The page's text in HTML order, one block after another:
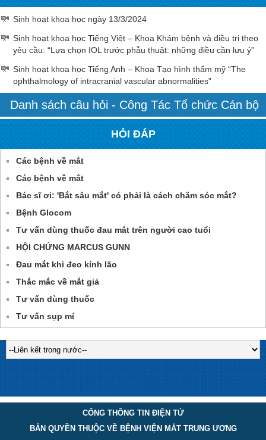
Sinh hoạt khoa học ngày 13/3/2024
Sinh hoạt khoa học Tiếng Việt – Khoa Khám bệnh và điều trị theo
yêu cầu: “Lựa chọn IOL trước phẫu thuật: những điều cần lưu ý”
Sinh hoạt khoa học Tiếng Anh – Khoa Tạo hình thẩm mỹ “The
ophthalmology of intracranial vascular abnormalities”
Danh sách câu hỏi - Công Tác Tổ chức Cán bộ
HỎI ĐÁP
Các bệnh về mắt
Các bệnh về mắt
Bác sĩ ơi: 'Bắt sâu mắt' có phải là cách chăm sóc mắt?
Bệnh Glocom
Tư vấn dùng thuốc đau mắt trên người cao tuổi
HỘI CHỨNG MARCUS GUNN
Đau mắt khi đeo kính lão
Thắc mắc về mắt giả
Tư vấn dùng thuốc
Tư vấn sụp mí
CỔNG THÔNG TIN ĐIỆN TỬ
BẢN QUYỀN THUỘC VỀ BỆNH VIỆN MẮT TRUNG ƯƠNG